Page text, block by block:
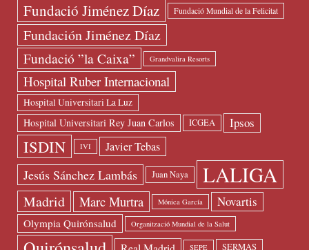
Fundació Jiménez Díaz Fundació Mundial de la Felicitat
Fundación Jiménez Díaz
Fundació ”la Caixa” Grandvalira Resorts
Hospital Ruber Internacional
Hospital Universitari La Luz
Hospital Universitari Rey Juan Carlos ICGEA Ipsos
ISDIN IVI Javier Tebas
Jesús Sánchez Lambás Juan Naya LALIGA
Madrid Marc Murtra Mónica García Novartis
Olympia Quirónsalud Organització Mundial de la Salut
SEPE SERMAS